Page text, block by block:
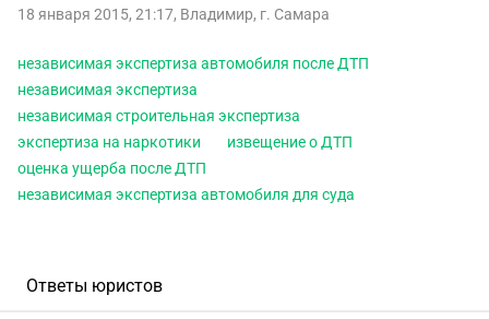
18 января 2015, 21:17, Владимир, г. Самара
независимая экспертиза автомобиля после ДТП
независимая экспертиза
независимая строительная экспертиза
экспертиза на наркотики
извещение о ДТП
оценка ущерба после ДТП
независимая экспертиза автомобиля для суда
Ответы юристов